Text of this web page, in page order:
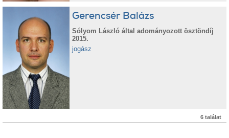
Gerencsér Balázs
Sólyom László által adományozott ösztöndíj
2015.
jogász
6 találat